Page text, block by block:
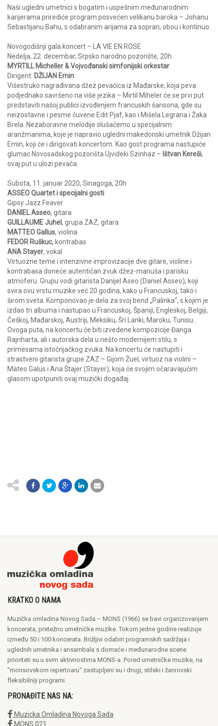
Naši ugledni umetnici s bogatim i uspešnim međunarodnim
karijerama prirediće program posvećen velikanu baroka – Johanu
Sebastijanu Bahu, s odabranim arijama za sopran, obou i kontinuo.
Novogodišnji gala koncert – LA VIE EN ROSE
Nedelja, 22. decembar, Srpsko narodno pozorište, 20h
MYRTILL Micheller & Vojvođanski simfonijski orkestar
Dirigent: DŽIJAN Emin
Višestruko nagrađivana džez pevačica iz Mađarske, koja peva
podjednako savršeno na više jezika – Mirtil Miheler će se prvi put
predstaviti našoj publici izvođenjem francuskih šansona, gde su
neizostavne i pesme čuvene Edit Pjaf, kao i Mišela Legrana i Žaka
Brela. Nezaboravne melodije slušaćemo u specijalnim
aranžmanima, koje je napravio ugledni makedonski umetnik Džijan
Emin, koji će i dirigovati koncertom. Kao gost programa nastupiće
glumac Novosadskog pozorišta Ujvideki Szinhaz – Ištvan Kereši,
ovaj put u ulozi pevača.
Subota, 11. januar 2020, Sinagoga, 20h
ASSEO Quartet i specijalni gosti
Gipsy Jazz Feaver
DANIEL Asseo, gitara
GUILLAUME Juhel, grupa ZAZ, gitara
MATTEO Gallus, violina
FEDOR Ruškuc, kontrabas
ANA Stayer, vokal
Virtuozne teme i intenzivne improvizacije dve gitare, violine i
kontrabasa doneće autentičan zvuk džez-manuša i parisku
atmoferu. Grupu vodi gitarista Danijel Aseo (Daniel Asseo), koji
svira ovu vrstu muzike već 20 godina, kako u Francuskoj, tako i
širom sveta. Komponovao je dela za svoj bend „Palinka“, s kojim je
izdao tri albuma i nastupao u Francuskoj, Španiji, Engleskoj, Belgiji,
Češkoj, Mađarskoj, Austriji, Meksiku, Šri Lanki, Maroku, Tunisu…
Ovoga puta, na koncertu će biti izvedene kompozicije Đanga
Rajnharta, ali i autorska dela u nešto modernijem stilu, s
primesama istočnjačkog zvuka. Na koncertu će nastupiti i
strastveni gitarista grupe ZAZ – Gijom Žuel, virtuoz na violini –
Mateo Galus i Ana Štajer (Stayer), koja će svojim očaravajućim
glasom upotpuniti ovaj muzički događaj.
KRATKO O NAMA
Muzička omladina Novog Sada – MONS (1966) se bavi organizovanjem
koncerata, pretežno umetničke muzike. Tokom jedne godine realizuje
između 50 i 100 koncerata. Brižljivi odabiri programskih sadržaja i
uglednih umetnika i ansambala s domaće i međunarodne scene
prioriteti su u svim aktivnostima MONS-a. Pored umetničke muzike, na
"monsovskom repertoaru“ zastupljeni su i drugi, stilski i žanrovski
fleksibilniji programi.
PRONAĐITE NAS NA:
Muzicka Omladina Novoga Sada
MONS 021